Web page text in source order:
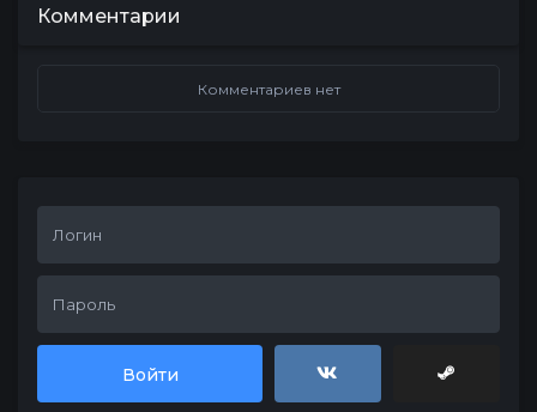
Комментарии
Комментариев нет
Войти